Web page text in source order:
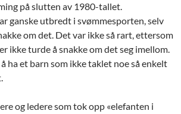
på slutten av 1980-tallet.
ganske utbredt i svømmesporten, selv
om det. Det var ikke så rart, ettersom
ikke turde å snakke om det seg imellom.
ha et barn som ikke taklet noe så enkelt
og ledere som tok opp «elefanten i